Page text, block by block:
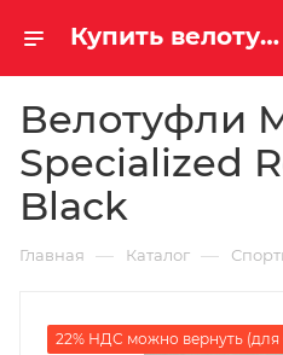
Купить велотуфли mtb specialized recon 2.0 black у официального дилера за 25600.00000000 рублей
Велотуфли
Specialized
Black
Главная — Каталог —
22% НДС можно вернуть